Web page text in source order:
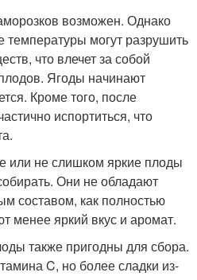
возможен. Однако
температуры могут разрушить
что влечет за собой
Ягоды начинают
Кроме того, после
испортиться, что
или не слишком яркие плоды
Они не обладают
составом, как полностью
менее яркий вкус и аромат.
также пригодны для сбора.
C, но более сладки из-